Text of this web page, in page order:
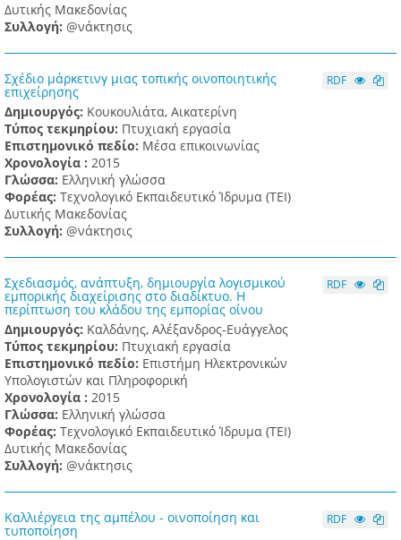
Δυτικής Μακεδονίας
Συλλογή: @νάκτησις
Σχέδιο μάρκετινγ μιας τοπικής οινοποιητικής
επιχείρησης
Δημιουργός: Κουκουλιάτα, Αικατερίνη
Τύπος τεκμηρίου: Πτυχιακή εργασία
Επιστημονικό πεδίο: Μέσα επικοινωνίας
Χρονολογία : 2015
Γλώσσα: Ελληνική γλώσσα
Φορέας: Τεχνολογικό Εκπαιδευτικό Ίδρυμα (ΤΕΙ)
Δυτικής Μακεδονίας
Συλλογή: @νάκτησις
RDF
Σχεδιασμός, ανάπτυξη, δημιουργία λογισμικού
εμπορικής διαχείρισης στο διαδίκτυο. Η
περίπτωση του κλάδου της εμπορίας οίνου
Δημιουργός: Καλδάνης, Αλέξανδρος-Ευάγγελος
Τύπος τεκμηρίου: Πτυχιακή εργασία
Επιστημονικό πεδίο: Επιστήμη Ηλεκτρονικών
Υπολογιστών και Πληροφορική
Χρονολογία : 2015
Γλώσσα: Ελληνική γλώσσα
Φορέας: Τεχνολογικό Εκπαιδευτικό Ίδρυμα (ΤΕΙ)
Δυτικής Μακεδονίας
Συλλογή: @νάκτησις
RDF
Καλλιέργεια της αμπέλου - οινοποίηση και
τυποποίηση
RDF